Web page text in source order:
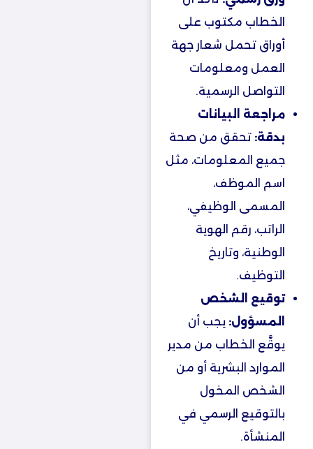
الخطاب مكتوب على
أوراق تحمل شعار جهة
العمل ومعلومات
التواصل الرسمية.
مراجعة البيانات
بدقة: تحقق من صحة
جميع المعلومات، مثل
اسم الموظف،
المسمى الوظيفي،
الراتب، رقم الهوية
الوطنية، وتاريخ
التوظيف.
توقيع الشخص
المسؤول: يجب أن
يوقَّع الخطاب من مدير
الموارد البشرية أو من
الشخص المخول
بالتوقيع الرسمي في
المنشأة.